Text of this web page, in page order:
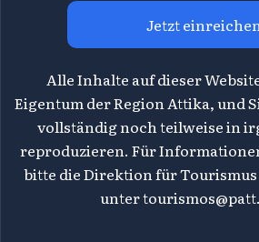
Jetzt einreichen
Alle Inhalte auf dieser
Eigentum der Region Attika, und
vollständig noch teilweise in
reproduzieren. Für
bitte die Direktion für
unter